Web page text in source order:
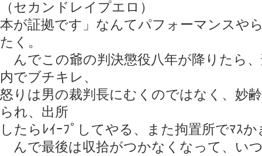
（セカンドレイプエロ）
本が証拠です」なんてパフォーマンスや
たく。
んでこの爺の判決懲役八年が降りたら
内でブチキレ、
怒りは男の裁判長にむくのではなく、妙
られ、出所
したらﾚｲｰﾌﾟしてやる、また拘置所でﾏｽ
んで最後は収拾がつかなくなって、い